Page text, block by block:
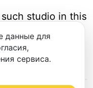
studio in this
данные для
сервиса.